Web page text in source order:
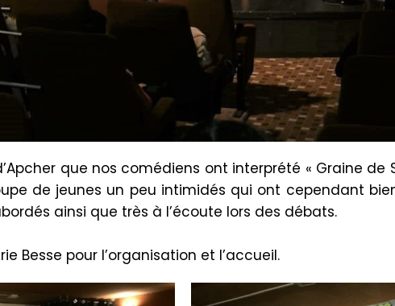
que nos comédiens ont interprété « Graine de
de jeunes un peu intimidés qui ont cependant
ainsi que très à l’écoute lors des débats.
Besse pour l’organisation et l’accueil.